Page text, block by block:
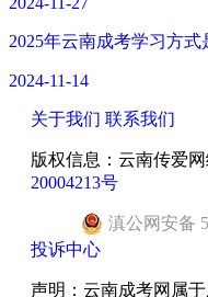
2025年云南成考学习方式
2024-11-14
关于我们 联系我们
版权信息：云南传爱
20004213号
滇公网安备
投诉中心
声明：云南成考网属